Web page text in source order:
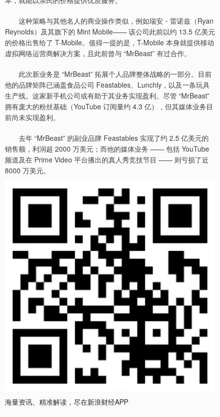
这种策略与其他名人的商业操作类似，例如瑞安・雷诺兹（Ryan
Reynolds）及其旗下的 Mint Mobile—— 该公司此前以约 13.5 亿美元
的价格出售给了 T-Mobile。值得一提的是，T-Mobile 本身就提供移动
虚拟网络运营商解决方案，且此前曾与 “MrBeast” 有过合作。
此次新业务是 “MrBeast” 拓展个人品牌整体战略的一部分。目前
他的品牌矩阵已涵盖食品公司 Feastables、Lunchly，以及一条玩具
生产线。这家新手机公司或有助于其业务实现盈利。尽管 “MrBeast”
拥有庞大的粉丝基础（YouTube 订阅量约 4.3 亿），但其媒体业务目
前尚未实现盈利。
去年 “MrBeast” 的副业品牌 Feastables 实现了约 2.5 亿美元的
销售额，利润超 2000 万美元；而他的媒体业务 —— 包括 YouTube
频道及在 Prime Video 平台播出的真人秀竞技节目 —— 则亏损了近
8000 万美元。
海量资讯、精准解读，尽在新浪财经APP